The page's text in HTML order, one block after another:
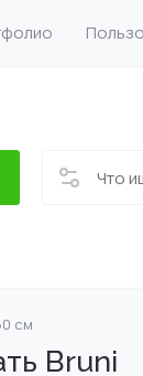
см
Bruni